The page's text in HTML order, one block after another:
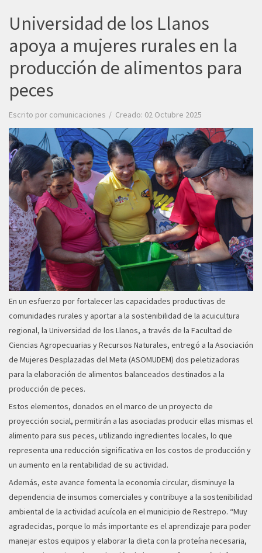
Universidad de los Llanos
apoya a mujeres rurales en la
producción de alimentos para
peces
Escrito por comunicaciones Creado: 02 Octubre 2025
En un esfuerzo por fortalecer las capacidades productivas de
comunidades rurales y aportar a la sostenibilidad de la acuicultura
regional, la Universidad de los Llanos, a través de la Facultad de
Ciencias Agropecuarias y Recursos Naturales, entregó a la Asociación
de Mujeres Desplazadas del Meta (ASOMUDEM) dos peletizadoras
para la elaboración de alimentos balanceados destinados a la
producción de peces.
Estos elementos, donados en el marco de un proyecto de
proyección social, permitirán a las asociadas producir ellas mismas el
alimento para sus peces, utilizando ingredientes locales, lo que
representa una reducción significativa en los costos de producción y
un aumento en la rentabilidad de su actividad.
Además, este avance fomenta la economía circular, disminuye la
dependencia de insumos comerciales y contribuye a la sostenibilidad
ambiental de la actividad acuícola en el municipio de Restrepo. “Muy
agradecidas, porque lo más importante es el aprendizaje para poder
manejar estos equipos y elaborar la dieta con la proteína necesaria,